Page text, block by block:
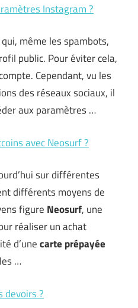
Instagram ?
même les spambots,
public. Pour éviter cela,
Cependant, vu les
des réseaux sociaux, il
aux paramètres …
avec Neosurf ?
sur différentes
différents moyens de
figure Neosurf, une
réaliser un achat
d’unecarte prépayée
…
devoirs ?